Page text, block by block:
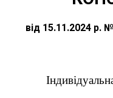
від 15.11.2024 р.